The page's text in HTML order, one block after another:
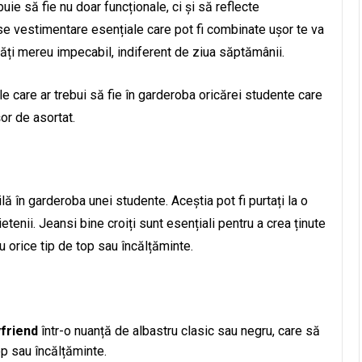
să fie nu doar funcționale, ci și să reflecte
vestimentare esențiale care pot fi combinate ușor te va
mereu impecabil, indiferent de ziua săptămânii.
care ar trebui să fie în garderoba oricărei studente care
de asortat.
în garderoba unei studente. Aceștia pot fi purtați la o
Jeansi bine croiți sunt esențiali pentru a crea ținute
orice tip de top sau încălțăminte.
într-o nuanță de albastru clasic sau negru, care să
sau încălțăminte.